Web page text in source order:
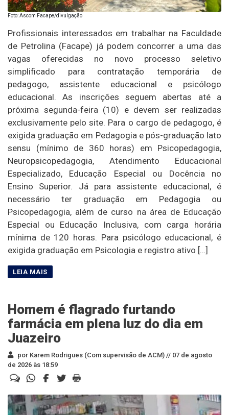
Foto: Ascom Facape/divulgação
Profissionais interessados em trabalhar na Faculdade
de Petrolina (Facape) já podem concorrer a uma das
vagas oferecidas no novo processo seletivo
simplificado para contratação temporária de
pedagogo, assistente educacional e psicólogo
educacional. As inscrições seguem abertas até a
próxima segunda-feira (10) e devem ser realizadas
exclusivamente pelo site. Para o cargo de pedagogo, é
exigida graduação em Pedagogia e pós-graduação lato
sensu (mínimo de 360 horas) em Psicopedagogia,
Neuropsicopedagogia, Atendimento Educacional
Especializado, Educação Especial ou Docência no
Ensino Superior. Já para assistente educacional, é
necessário ter graduação em Pedagogia ou
Psicopedagogia, além de curso na área de Educação
Especial ou Educação Inclusiva, com carga horária
mínima de 120 horas. Para psicólogo educacional, é
exigida graduação em Psicologia e registro ativo […]
Homem é flagrado furtando
farmácia em plena luz do dia em
Juazeiro
por Karem Rodrigues (Com supervisão de ACM) // 07 de agosto
de 2026 às 18:59